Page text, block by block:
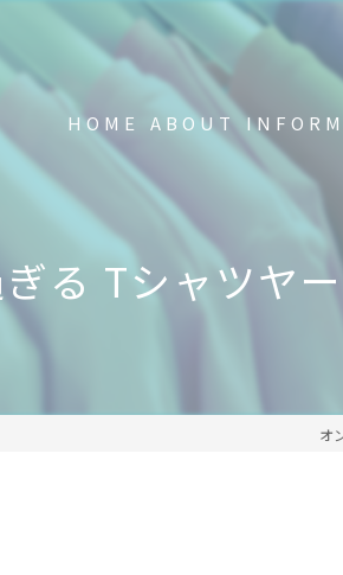
HOME ABOUT
新品の不要Tシャツ回収
る Tシャツヤ
オ